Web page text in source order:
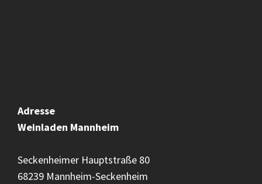
Adresse
Weinladen Mannheim
Seckenheimer Hauptstraße 80
68239 Mannheim-Seckenheim